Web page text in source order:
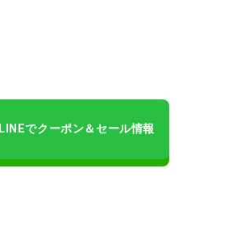
LINEでクーポン＆セール情報